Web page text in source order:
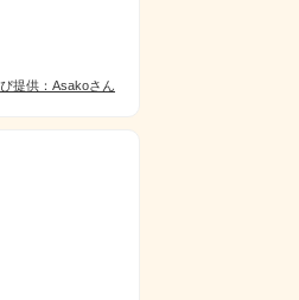
提供：Asakoさん